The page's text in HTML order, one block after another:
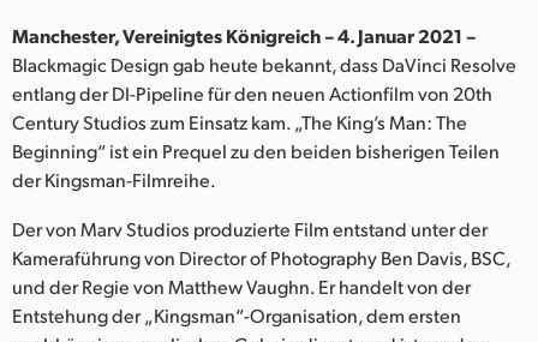
India
Italy
Japan
Korea
Mexico
Malaysia
Manchester, Vereinigtes Königreich – 4. Januar 2021 –
Blackmagic Design gab heute bekannt, dass DaVinci Resolve
entlang der DI-Pipeline für den neuen Actionfilm von 20th
Century Studios zum Einsatz kam. „The King’s Man: The
Beginning“ ist ein Prequel zu den beiden bisherigen Teilen
der Kingsman-Filmreihe.
Der von Marv Studios produzierte Film entstand unter der
Kameraführung von Director of Photography Ben Davis, BSC,
und der Regie von Matthew Vaughn. Er handelt von der
Entstehung der „Kingsman“-Organisation, dem ersten